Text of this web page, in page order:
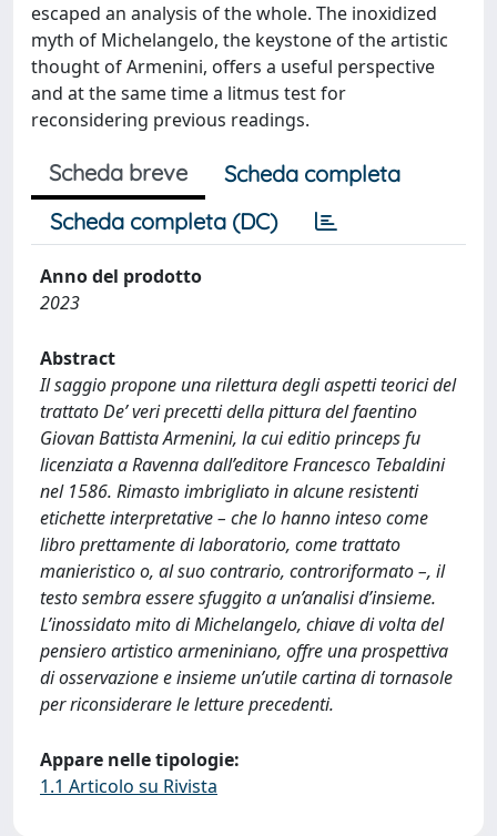
escaped an analysis of the whole. The inoxidized
myth of Michelangelo, the keystone of the artistic
thought of Armenini, offers a useful perspective
and at the same time a litmus test for
reconsidering previous readings.
Scheda breve
Scheda completa
Scheda completa (DC)
Anno del prodotto
2023
Abstract
Il saggio propone una rilettura degli aspetti teorici del
trattato De’ veri precetti della pittura del faentino
Giovan Battista Armenini, la cui editio princeps fu
licenziata a Ravenna dall’editore Francesco Tebaldini
nel 1586. Rimasto imbrigliato in alcune resistenti
etichette interpretative – che lo hanno inteso come
libro prettamente di laboratorio, come trattato
manieristico o, al suo contrario, controriformato –, il
testo sembra essere sfuggito a un’analisi d’insieme.
L’inossidato mito di Michelangelo, chiave di volta del
pensiero artistico armeniniano, offre una prospettiva
di osservazione e insieme un’utile cartina di tornasole
per riconsiderare le letture precedenti.
Appare nelle tipologie:
1.1 Articolo su Rivista